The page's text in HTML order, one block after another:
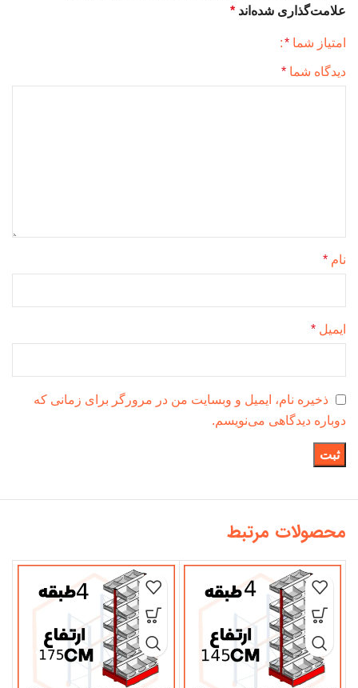
علامت‌گذاری شده‌اند *
امتیاز شما *
دیدگاه شما *
نام *
ایمیل *
ذخیره نام، ایمیل و وبسایت من در مرورگر برای زمانی که
دوباره دیدگاهی می‌نویسم.
محصولات مرتبط